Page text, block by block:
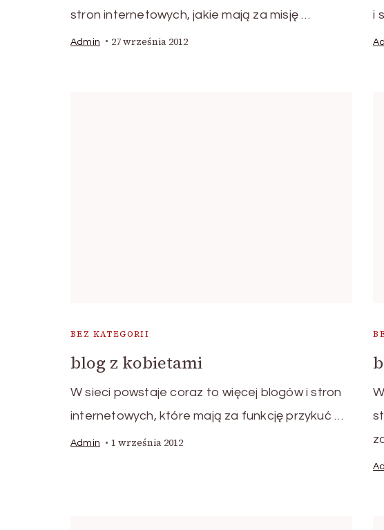
stron internetowych, jakie mają za misję …
Admin 27 września 2012
i
BEZ KATEGORII
blog z kobietami
W sieci powstaje coraz to więcej blogów i stron
internetowych, które mają za funkcję przykuć …
Admin 1 września 2012